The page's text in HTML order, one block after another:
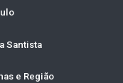
Santista
e Região